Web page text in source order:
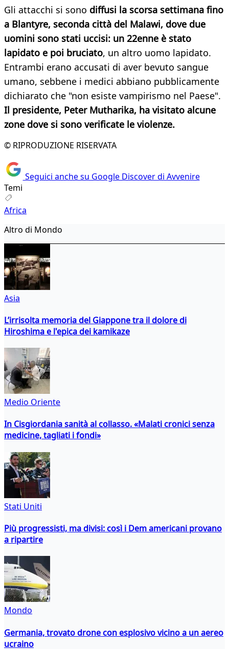
Gli attacchi si sono diffusi la scorsa settimana fino
a Blantyre, seconda città del Malawi, dove due
uomini sono stati uccisi: un 22enne è stato
lapidato e poi bruciato, un altro uomo lapidato.
Entrambi erano accusati di aver bevuto sangue
umano, sebbene i medici abbiano pubblicamente
dichiarato che "non esiste vampirismo nel Paese".
Il presidente, Peter Mutharika, ha visitato alcune
zone dove si sono verificate le violenze.
© RIPRODUZIONE RISERVATA
Seguici anche su Google Discover di Avvenire
Temi
Africa
Altro di Mondo
Asia
L’irrisolta memoria del Giappone tra il dolore di
Hiroshima e l'epica dei kamikaze
Medio Oriente
In Cisgiordania sanità al collasso. «Malati cronici senza
medicine, tagliati i fondi»
Stati Uniti
Più progressisti, ma divisi: così i Dem americani provano
a ripartire
Mondo
Germania, trovato drone con esplosivo vicino a un aereo
ucraino